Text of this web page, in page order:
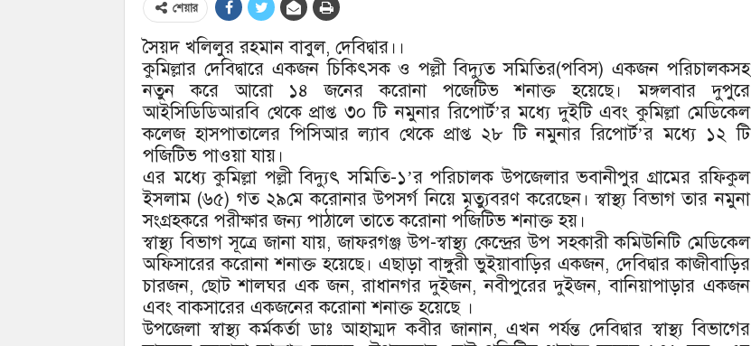
শেয়ার
সৈয়দ খলিলুর রহমান বাবুল, দেবিদ্বার।।
কুমিল্লার দেবিদ্বারে একজন চিকিৎসক ও পল্লী বিদ্যুত সমিতির(পবিস) একজন পরিচালকসহ
নতুন করে আরো ১৪ জনের করোনা পজেটিভ শনাক্ত হয়েছে। মঙ্গলবার দুপুরে
আইসিডিডিআরবি থেকে প্রাপ্ত ৩০ টি নমুনার রিপোর্ট’র মধ্যে দুইটি এবং কুমিল্লা মেডিকেল
কলেজ হাসপাতালের পিসিআর ল্যাব থেকে প্রাপ্ত ২৮ টি নমুনার রিপোর্ট’র মধ্যে ১২ টি
পজিটিভ পাওয়া যায়।
এর মধ্যে কুমিল্লা পল্লী বিদ্যুৎ সমিতি-১’র পরিচালক উপজেলার ভবানীপুর গ্রামের রফিকুল
ইসলাম (৬৫) গত ২৯মে করোনার উপসর্গ নিয়ে মৃত্যুবরণ করেছেন। স্বাস্থ্য বিভাগ তার নমুনা
সংগ্রহকরে পরীক্ষার জন্য পাঠালে তাতে করোনা পজিটিভ শনাক্ত হয়।
স্বাস্থ্য বিভাগ সূত্রে জানা যায়, জাফরগঞ্জ উপ-স্বাস্থ্য কেন্দ্রের উপ সহকারী কমিউনিটি মেডিকেল
অফিসারের করোনা শনাক্ত হয়েছে। এছাড়া বাঙ্গুরী ভুইয়াবাড়ির একজন, দেবিদ্বার কাজীবাড়ির
চারজন, ছোট শালঘর এক জন, রাধানগর দুইজন, নবীপুরের দুইজন, বানিয়াপাড়ার একজন
এবং বাকসারের একজনের করোনা শনাক্ত হয়েছে ।
উপজেলা স্বাস্থ্য কর্মকর্তা ডাঃ আহাম্মদ কবীর জানান, এখন পর্যন্ত দেবিদ্বার স্বাস্থ্য বিভাগের